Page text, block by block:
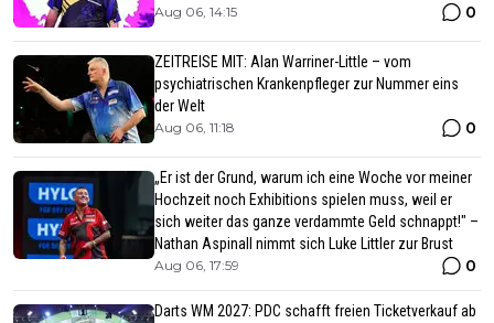
Aug 06, 14:15 0
ZEITREISE MIT: Alan Warriner-Little – vom
psychiatrischen Krankenpfleger zur Nummer eins
der Welt
Aug 06, 11:18 0
„Er ist der Grund, warum ich eine Woche vor meiner
Hochzeit noch Exhibitions spielen muss, weil er
sich weiter das ganze verdammte Geld schnappt!" –
Nathan Aspinall nimmt sich Luke Littler zur Brust
Aug 06, 17:59 0
Darts WM 2027: PDC schafft freien Ticketverkauf ab